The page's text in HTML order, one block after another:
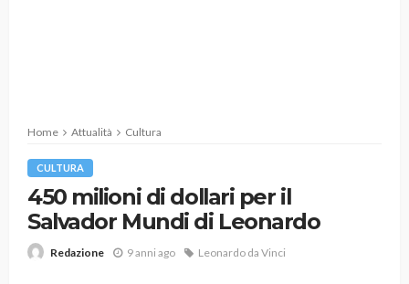
Home Attualità Cultura
CULTURA
450 milioni di dollari per il
Salvador Mundi di Leonardo
Redazione 9 anni ago Leonardo da Vinci